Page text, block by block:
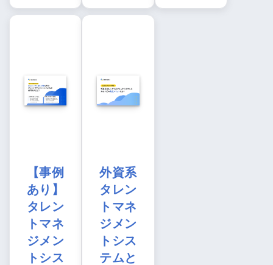
【事例
あり】
タレン
トマネ
ジメン
トシス
外資系
タレン
トマネ
ジメン
トシス
テムと